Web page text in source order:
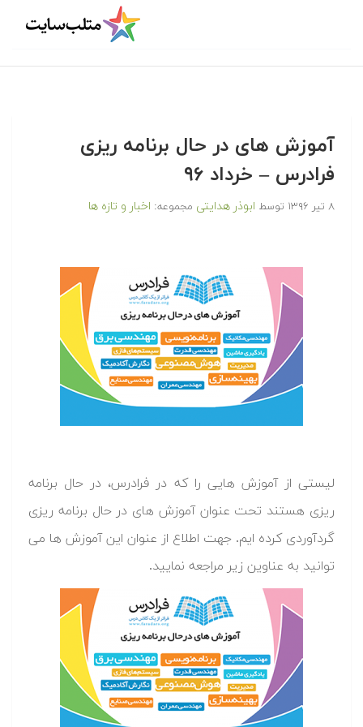
آموزش های در حال برنامه ریزی
فرادرس – خرداد ۹۶
۸ تیر ۱۳۹۶ توسط ابوذر هدایتی مجموعه: اخبار و تازه ها
لیستی از آموزش هایی را که در فرادرس، در حال برنامه
ریزی هستند تحت عنوان آموزش های در حال برنامه ریزی
گردآوردی کرده ایم. جهت اطلاع از عنوان این آموزش ها می
توانید به عناوین زیر مراجعه نمایید.